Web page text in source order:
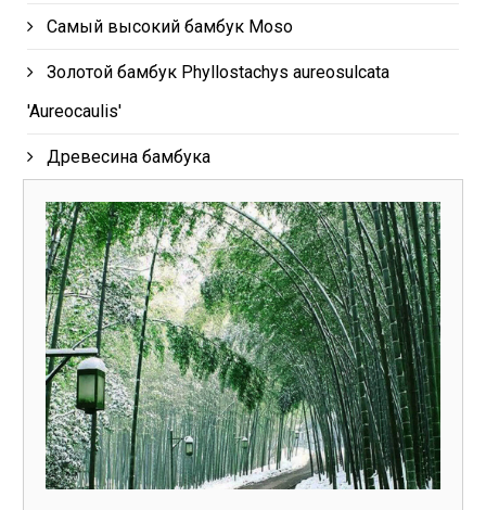
Самый высокий бамбук Moso
Золотой бамбук Phyllostachys aureosulcata
'Aureocaulis'
Древесина бамбука